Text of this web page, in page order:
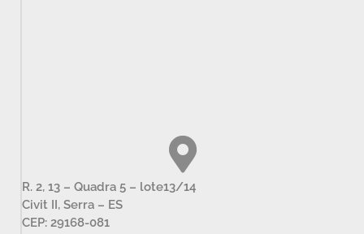
R. 2, 13 – Quadra 5 – lote13/14
Civit II, Serra – ES
CEP: 29168-081